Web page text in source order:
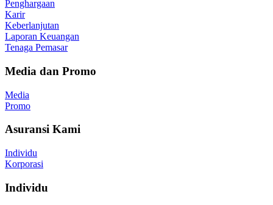
Penghargaan
Karir
Keberlanjutan
Laporan Keuangan
Tenaga Pemasar
Media dan Promo
Media
Promo
Asuransi Kami
Individu
Korporasi
Individu